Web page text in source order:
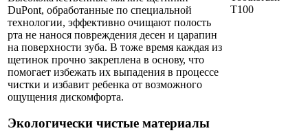
DuPont, обработанные по специальной
технологии, эффективно очищают полость
рта не нанося повреждения десен и царапин
на поверхности зуба. В тоже время каждая из
щетинок прочно закреплена в основу, что
помогает избежать их выпадения в процессе
чистки и избавит ребенка от возможного
ощущения дискомфорта.
Экологически чистые материалы